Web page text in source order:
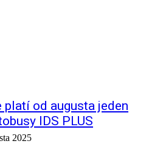
platí od augusta jeden
IDS PLUS
2025